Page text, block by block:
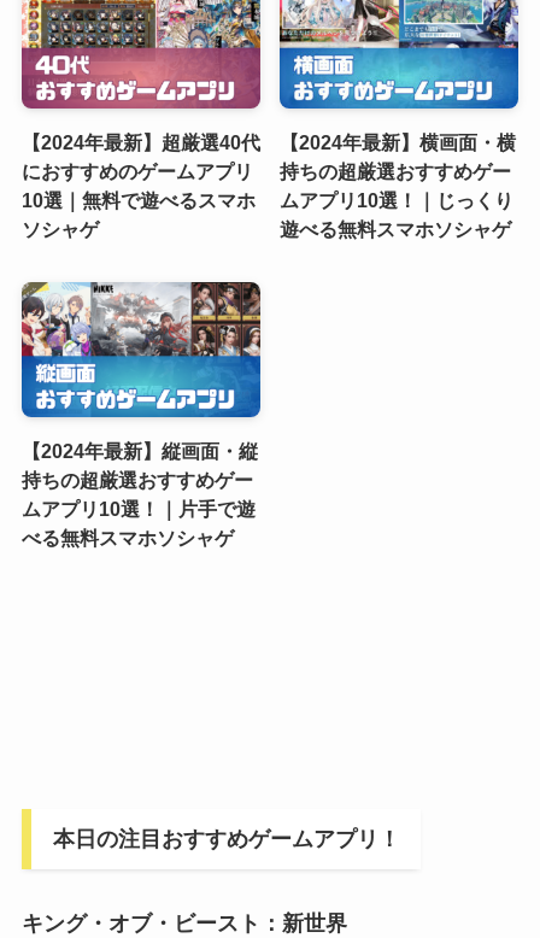
【2024年最新】超厳選40代
におすすめのゲームアプリ
10選｜無料で遊べるスマホ
ソシャゲ
【2024年最新】横画面・横
持ちの超厳選おすすめゲー
ムアプリ10選！｜じっくり
遊べる無料スマホソシャゲ
【2024年最新】縦画面・縦
持ちの超厳選おすすめゲー
ムアプリ10選！｜片手で遊
べる無料スマホソシャゲ
本日の注目おすすめゲームアプリ！
キング・オブ・ビースト：新世界